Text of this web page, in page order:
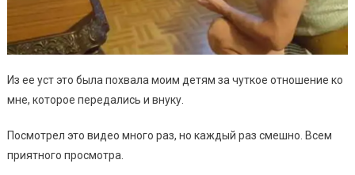
Из ее уст это была похвала моим детям за чуткое отношение ко
мне, которое передались и внуку.
Посмотрел это видео много раз, но каждый раз смешно. Всем
приятного просмотра.